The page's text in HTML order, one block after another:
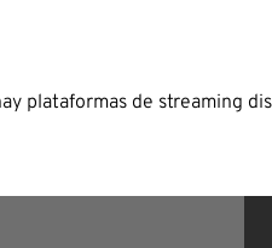
plataformas de streaming